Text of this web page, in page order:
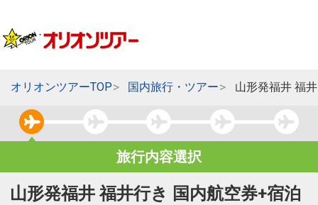
オリオンツアーTOP 国内旅行・ツアー 山形発福井 福
旅行内容選択
山形発福井 福井行き 国内航空券+宿泊